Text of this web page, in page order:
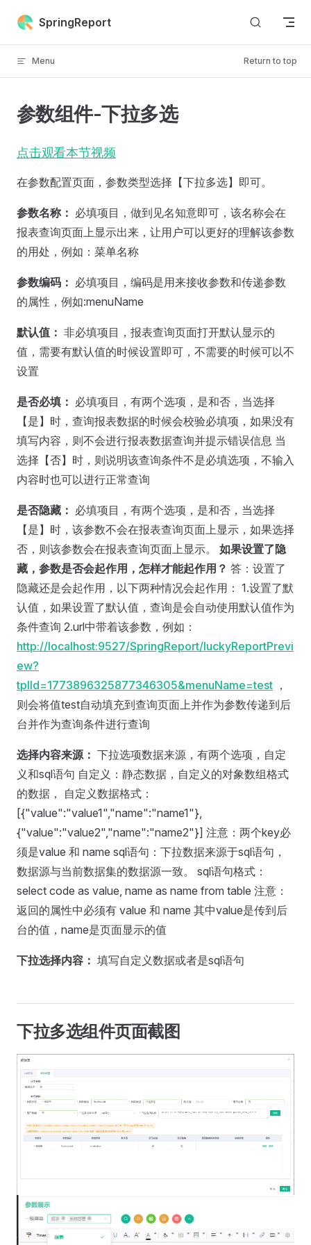
Skip to content
SpringReport
Menu Return to top
参数组件-下拉多选
点击观看本节视频
在参数配置页面，参数类型选择【下拉多选】即可。
参数名称： 必填项目，做到见名知意即可，该名称会在
报表查询页面上显示出来，让用户可以更好的理解该参数
的用处，例如：菜单名称
参数编码： 必填项目，编码是用来接收参数和传递参数
的属性，例如:menuName
默认值： 非必填项目，报表查询页面打开默认显示的
值，需要有默认值的时候设置即可，不需要的时候可以不
设置
是否必填： 必填项目，有两个选项，是和否，当选择
【是】时，查询报表数据的时候会校验必填项，如果没有
填写内容，则不会进行报表数据查询并提示错误信息 当
选择【否】时，则说明该查询条件不是必填选项，不输入
内容时也可以进行正常查询
是否隐藏： 必填项目，有两个选项，是和否，当选择
【是】时，该参数不会在报表查询页面上显示，如果选择
否，则该参数会在报表查询页面上显示。 如果设置了隐
藏，参数是否会起作用，怎样才能起作用？ 答：设置了
隐藏还是会起作用，以下两种情况会起作用： 1.设置了默
认值，如果设置了默认值，查询是会自动使用默认值作为
条件查询 2.url中带着该参数，例如：
http://localhost:9527/SpringReport/luckyReportPrevi
ew?
tplId=1773896325877346305&menuName=test ，
则会将值test自动填充到查询页面上并作为参数传递到后
台并作为查询条件进行查询
选择内容来源： 下拉选项数据来源，有两个选项，自定
义和sql语句 自定义：静态数据，自定义的对象数组格式
的数据， 自定义数据格式：
[{"value":"value1","name":"name1"},
{"value":"value2","name":"name2"}] 注意：两个key必
须是value 和 name sql语句：下拉数据来源于sql语句，
数据源与当前数据集的数据源一致。 sql语句格式：
select code as value, name as name from table 注意：
返回的属性中必须有 value 和 name 其中value是传到后
台的值，name是页面显示的值
下拉选择内容： 填写自定义数据或者是sql语句
下拉多选组件页面截图